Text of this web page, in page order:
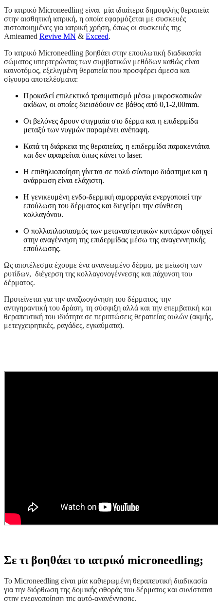
Το ιατρικό Microneedling είναι μία ιδιαίτερα δημοφιλής θεραπεία
στην αισθητική ιατρική, η οποία εφαρμόζεται με συσκευές
πιστοποιημένες για ιατρική χρήση, όπως οι συσκευές της
Amieamed Revive MN & Exceed.
Το ιατρικό Microneedling βοηθάει στην επουλωτική διαδικασία
σώματος υπερτερώντας των συμβατικών μεθόδων καθώς είναι
καινοτόμος, εξελιγμένη θεραπεία που προσφέρει άμεσα και
σίγουρα αποτελέσματα:
Προκαλεί επιλεκτικό τραυματισμό μέσω μικροσκοπικών
ακίδων, οι οποίες διεισδύουν σε βάθος από 0,1-2,00mm.
Οι βελόνες δρουν στιγμιαία στο δέρμα και η επιδερμίδα
μεταξύ των νυγμών παραμένει ανέπαφη.
Κατά τη διάρκεια της θεραπείας, η επιδερμίδα παρακεντάται
και δεν αφαιρείται όπως κάνει το laser.
Η επιθηλιοποίηση γίνεται σε πολύ σύντομο διάστημα και η
ανάρρωση είναι ελάχιστη.
Η γενικευμένη ενδο-δερμική αιμορραγία ενεργοποιεί την
επούλωση του δέρματος και διεγείρει την σύνθεση
κολλαγόνου.
Ο πολλαπλασιασμός των μεταναστευτικών κυττάρων οδηγεί
στην αναγέννηση της επιδερμίδας μέσω της αναγεννητικής
επούλωσης.
Ως αποτέλεσμα έχουμε ένα ανανεωμένο δέρμα, με μείωση των
ρυτίδων, διέγερση της κολλαγονογέννεσης και πάχυνση του
δέρματος.
Προτείνεται για την αναζωογόνηση του δέρματος, την
αντιγηραντική του δράση, τη σύσφιξη αλλά και την επεμβατική και
θεραπευτική του ιδιότητα σε περιπτώσεις θεραπείας ουλών (ακμής,
μετεγχειρητικές, ραγάδες, εγκαύματα).
Σε τι βοηθάει το ιατρικό microneedling;
Το Microneedling είναι μία καθιερωμένη θεραπευτική διαδικασία
για την διόρθωση της δομικής φθοράς του δέρματος και συνίσταται
στην ενεργοποίηση της αυτό-αναγέννησης.